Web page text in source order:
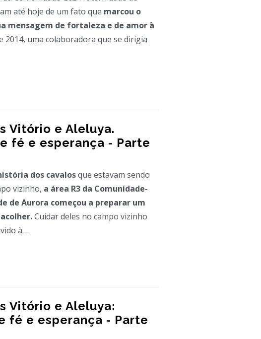
Comunidade-Luz Fraternidade de
até hoje de um fato que
marcou o
mensagem de fortaleza e de amor à
2014, uma colaboradora que se dirigia
Vitório e Aleluya.
fé e esperança - Parte
dos cavalosque estavam sendo
vizinho,
de Aurora começou a preparar um
Vitório e Aleluya:
fé e esperança - Parte